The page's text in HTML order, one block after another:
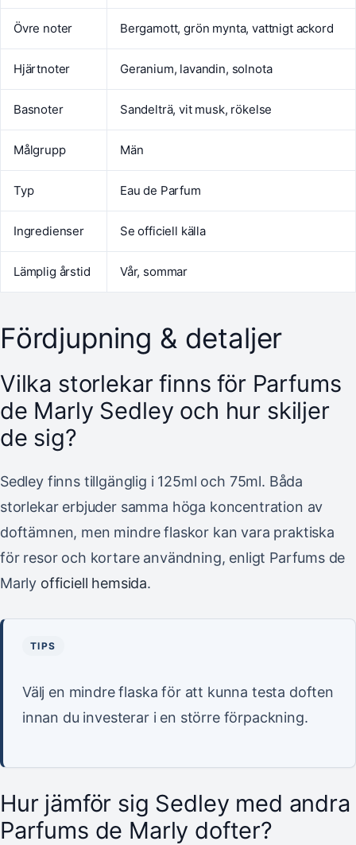
Övre noter Bergamott, grön mynta, vattnigt ackord
Hjärtnoter Geranium, lavandin, solnota
Basnoter Sandelträ, vit musk, rökelse
Målgrupp Män
Typ Eau de Parfum
Ingredienser Se officiell källa
Lämplig årstid Vår, sommar
Fördjupning & detaljer
Vilka storlekar finns för Parfums
de Marly Sedley och hur skiljer
de sig?
Sedley finns tillgänglig i 125ml och 75ml. Båda
storlekar erbjuder samma höga koncentration av
doftämnen, men mindre flaskor kan vara praktiska
för resor och kortare användning, enligt Parfums de
Marly officiell hemsida.
TIPS
Välj en mindre flaska för att kunna testa doften
innan du investerar i en större förpackning.
Hur jämför sig Sedley med andra
Parfums de Marly dofter?